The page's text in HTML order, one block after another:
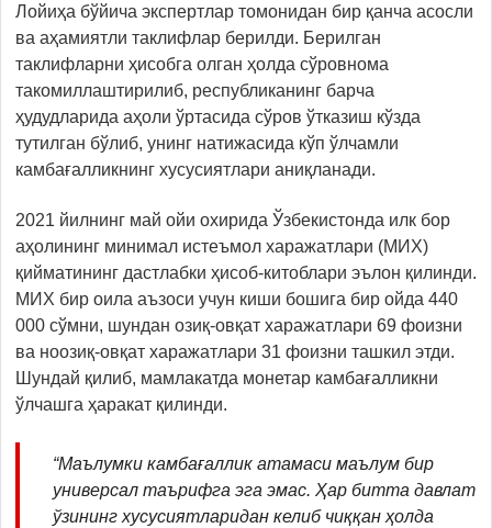
Лойиҳа бўйича экспертлар томонидан бир қанча асосли
ва аҳамиятли таклифлар берилди. Берилган
таклифларни ҳисобга олган ҳолда сўровнома
такомиллаштирилиб, республиканинг барча
ҳудудларида аҳоли ўртасида сўров ўтказиш кўзда
тутилган бўлиб, унинг натижасида кўп ўлчамли
камбағалликнинг хусусиятлари аниқланади.
2021 йилнинг май ойи охирида Ўзбекистонда илк бор
аҳолининг минимал истеъмол харажатлари (МИХ)
қийматининг дастлабки ҳисоб-китоблари эълон қилинди.
МИХ бир оила аъзоси учун киши бошига бир ойда 440
000 сўмни, шундан озиқ-овқат харажатлари 69 фоизни
ва ноозиқ-овқат харажатлари 31 фоизни ташкил этди.
Шундай қилиб, мамлакатда монетар камбағалликни
ўлчашга ҳаракат қилинди.
“Маълумки камбағаллик атамаси маълум бир
универсал таърифга эга эмас. Ҳар битта давлат
ўзининг хусусиятларидан келиб чиққан ҳолда